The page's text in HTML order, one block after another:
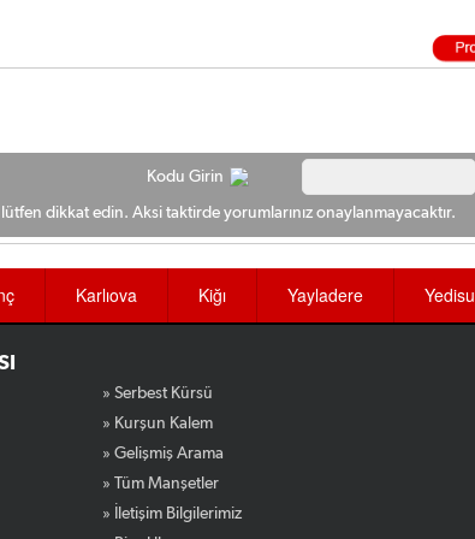
Kodu Girin
dikkat edin. Aksi taktirde yorumlarınız onaylanmayacaktır.
Karlıova Kiğı Yayladere Yedisu
» Serbest Kürsü
» Kurşun Kalem
» Gelişmiş Arama
» Tüm Manşetler
» İletişim Bilgilerimiz